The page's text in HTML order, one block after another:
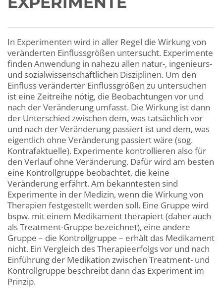
In Experimenten wird in aller Regel die Wirkung von
veränderten Einflussgrößen untersucht. Experimente
finden Anwendung in nahezu allen natur-, ingenieurs-
und sozialwissenschaftlichen Disziplinen. Um den
Einfluss veränderter Einflussgrößen zu untersuchen
ist eine Zeitreihe nötig, die Beobachtungen vor und
nach der Veränderung umfasst. Die Wirkung ist dann
der Unterschied zwischen dem, was tatsächlich vor
und nach der Veränderung passiert ist und dem, was
eigentlich ohne Veränderung passiert wäre (sog.
Kontrafaktuelle). Experimente kontrollieren also für
den Verlauf ohne Veränderung. Dafür wird am besten
eine Kontrollgruppe beobachtet, die keine
Veränderung erfährt. Am bekanntesten sind
Experimente in der Medizin, wenn die Wirkung von
Therapien festgestellt werden soll. Eine Gruppe wird
bspw. mit einem Medikament therapiert (daher auch
als Treatment-Gruppe bezeichnet), eine andere
Gruppe – die Kontrollgruppe – erhält das Medikament
nicht. Ein Vergleich des Therapieerfolgs vor und nach
Einführung der Medikation zwischen Treatment- und
Kontrollgruppe beschreibt dann das Experiment im
Prinzip.